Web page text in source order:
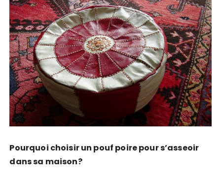
Pourquoi choisir un pouf poire pour s’asseoir
dans sa maison?